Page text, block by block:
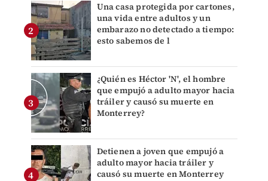
Una casa protegida por cartones,
una vida entre adultos y un
embarazo no detectado a tiempo:
esto sabemos de l
¿Quién es Héctor 'N', el hombre
que empujó a adulto mayor hacia
tráiler y causó su muerte en
Monterrey?
Detienen a joven que empujó a
adulto mayor hacia tráiler y
causó su muerte en Monterrey